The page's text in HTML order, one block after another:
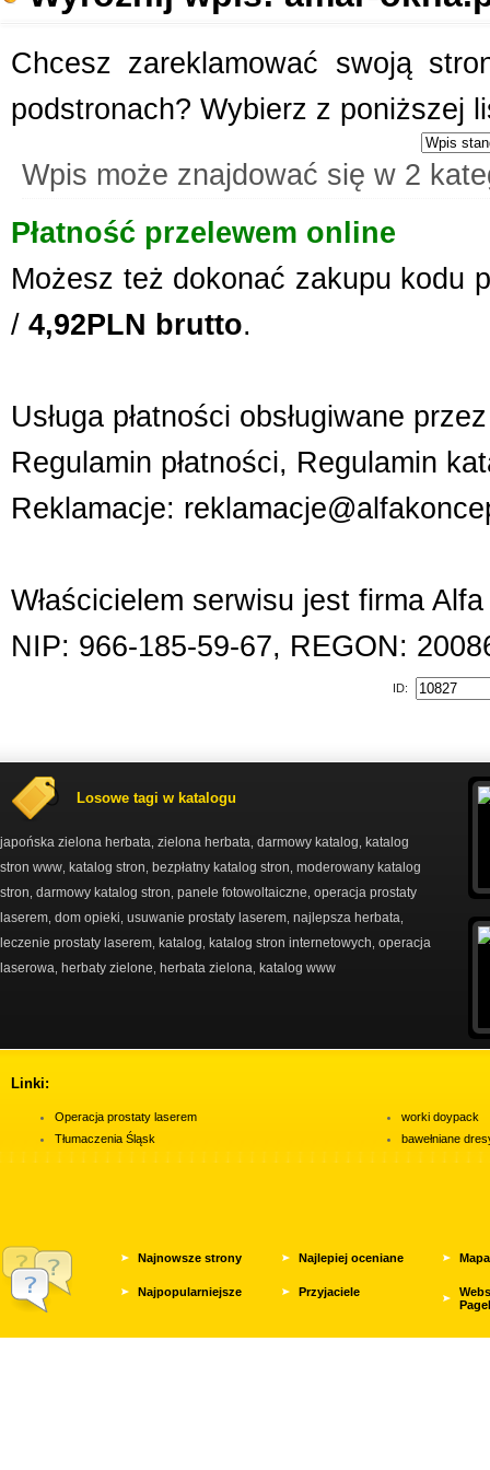
Chcesz zareklamować swoją
podstronach? Wybierz z poniższej
Wpis może znajdować się w 2
Płatność przelewem online
Możesz też dokonać zakupu kodu
/ 4,92PLN brutto.
Usługa płatności obsługiwane
Regulamin płatności, Regulamin
Reklamacje:
Właścicielem serwisu jest firma
NIP: 966-185-59-67, REGON:
ID:
Losowe tagi w katalogu
japońska zielona herbata zielona herbata darmowy katalog
katalog
stron www katalog stron bezpłatny katalog stron moderowany katalog
stron darmowy katalog stron panele fotowoltaiczne operacja prostaty
laserem dom opieki usuwanie prostaty laserem najlepsza herbata
leczenie prostaty laserem katalog katalog stron internetowych operacja
laserowa herbaty zielone herbata zielona katalog www
Linki:
Operacja prostaty laserem
Tłumaczenia Śląsk
worki doypack
bawełniane
Najnowsze strony Najlepiej oceniane
Najpopularniejsze Przyjaciele